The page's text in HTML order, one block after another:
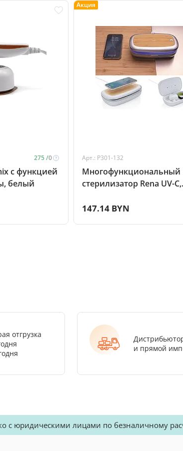
275 /0
с функцией
белый
Акция
Арт.: P301-132
Многофункциональный
стерилизатор Rena UV-C,
147.14 BYN
отгрузка
и прямой
с юридическими лицами по безналичному